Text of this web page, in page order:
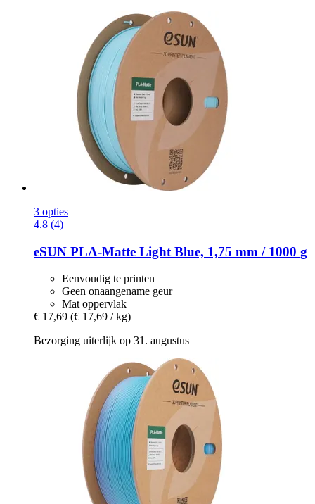
3 opties
4.8 (4)
eSUN PLA-​Matte Light Blue, 1,75 mm / 1000 g
Eenvoudig te printen
Geen onaangename geur
Mat oppervlak
€ 17,69 (€ 17,69 / kg)
Bezorging uiterlijk op 31. augustus